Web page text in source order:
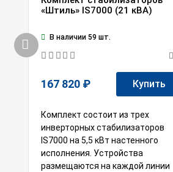
«Штиль» IS7000 (21 кВА)
В наличии 59 шт.
167 820 ₽ Купить
Комплект состоит из трех
инверторных стабилизаторов
IS7000 на 5,5 кВт настенного
исполнения. Устройства
размещаются на каждой линии